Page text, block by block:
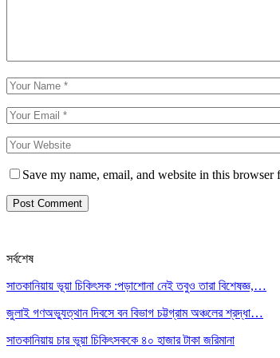
Save my name, email, and website in this
সর্বশেষ
সাতকানিয়ায় ভূয়া চিকিৎসক :পড়াশোনা নেই তবুও তারা বিশেষজ্ঞ,…
জুলাই গণঅভ্যুত্থান দিবসে বন বিভাগ চট্টগ্রাম অঞ্চলের শ্রদ্ধা…
সাতকানিয়ায় চার ভুয়া চিকিৎসককে ৪০ হাজার টাকা জরিমানা